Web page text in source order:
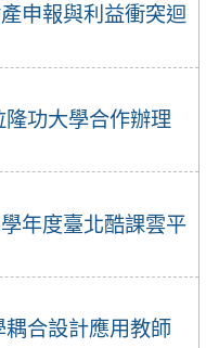
申報與利益衝突迴
功大學合作辦理
年度臺北酷課雲平
合設計應用教師